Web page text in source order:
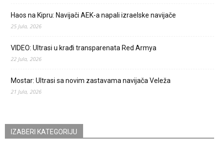
Haos na Kipru: Navijači AEK-a napali izraelske navijače
25 Jula, 2026
VIDEO: Ultrasi u krađi transparenata Red Armya
22 Jula, 2026
Mostar: Ultrasi sa novim zastavama navijača Veleža
21 Jula, 2026
IZABERI KATEGORIJU